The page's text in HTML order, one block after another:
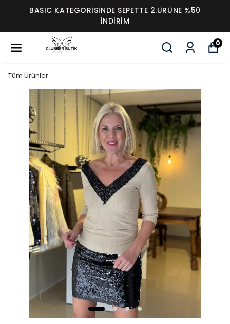
BASIC KATEGORİSİNDE SEPETTE 2.ÜRÜNE %50
İNDİRİM
0
Tüm Ürünler